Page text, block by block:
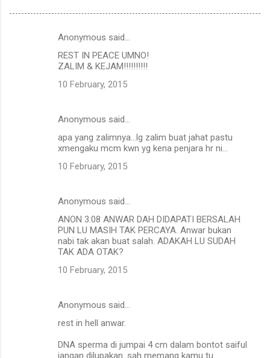
Anonymous said…
REST IN PEACE UMNO!
ZALIM & KEJAM!!!!!!!!!!
10 February, 2015
Anonymous said…
apa yang zalimnya...lg zalim buat jahat pastu
xmengaku mcm kwn yg kena penjara hr ni...
10 February, 2015
Anonymous said…
ANON 3:08 ANWAR DAH DIDAPATI BERSALAH
PUN LU MASIH TAK PERCAYA. Anwar bukan
nabi tak akan buat salah. ADAKAH LU SUDAH
TAK ADA OTAK?
10 February, 2015
Anonymous said…
rest in hell anwar.
DNA sperma di jumpai 4 cm dalam bontot saiful
jangan dilupakan. sah memang kamu tu